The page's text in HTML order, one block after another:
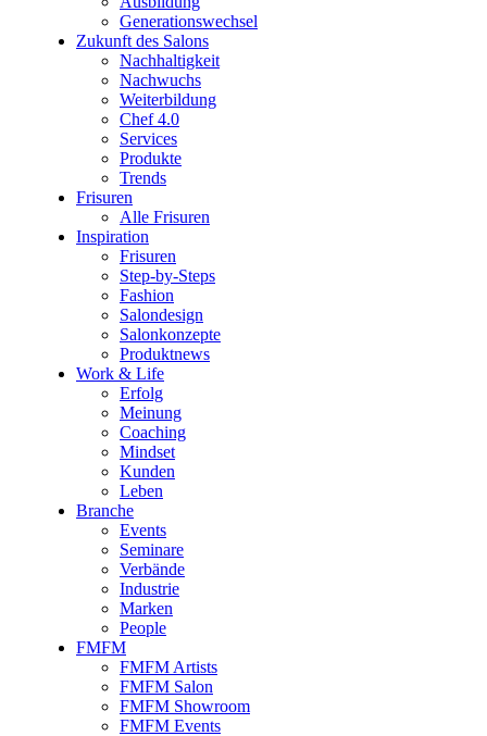
Generationswechsel
Zukunft des Salons
Nachhaltigkeit
Nachwuchs
Weiterbildung
Chef 4.0
Services
Produkte
Trends
Frisuren
Alle Frisuren
Inspiration
Frisuren
Step-by-Steps
Fashion
Salondesign
Salonkonzepte
Produktnews
Work & Life
Erfolg
Meinung
Coaching
Mindset
Kunden
Leben
Branche
Events
Seminare
Verbände
Industrie
Marken
People
FMFM
FMFM Artists
FMFM Salon
FMFM Showroom
FMFM Events